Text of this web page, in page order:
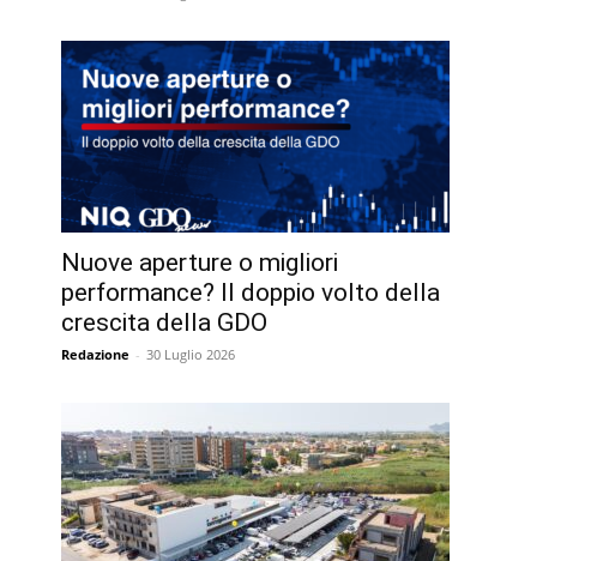
Nuove aperture o migliori
performance? Il doppio volto della
crescita della GDO
Redazione - 30 Luglio 2026